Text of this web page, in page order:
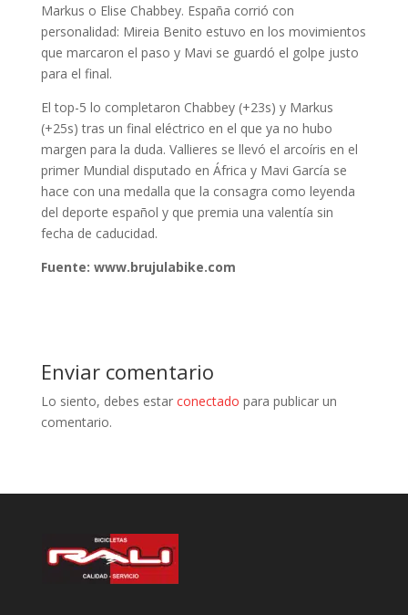
Markus o Elise Chabbey. España corrió con
personalidad: Mireia Benito estuvo en los movimientos
que marcaron el paso y Mavi se guardó el golpe justo
para el final.
El top-5 lo completaron Chabbey (+23s) y Markus
(+25s) tras un final eléctrico en el que ya no hubo
margen para la duda. Vallieres se llevó el arcoíris en el
primer Mundial disputado en África y Mavi García se
hace con una medalla que la consagra como leyenda
del deporte español y que premia una valentía sin
fecha de caducidad.
Fuente: www.brujulabike.com
Enviar comentario
Lo siento, debes estar conectado para publicar un
comentario.